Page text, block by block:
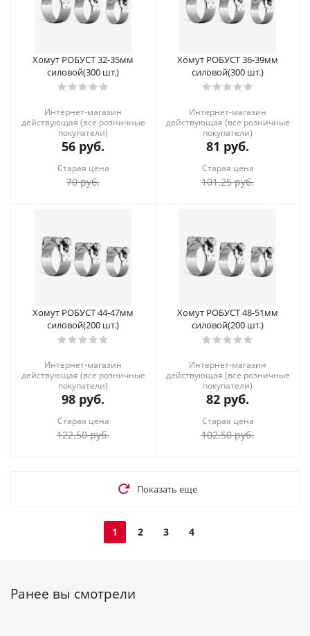
Хомут РОБУСТ 32-35мм
силовой(300 шт.)
Интернет-магазин
действующая (все розничные
покупатели)
56 руб.
Старая цена
70руб.
Хомут РОБУСТ 36-39мм
силовой(300 шт.)
Интернет-магазин
действующая (все розничные
покупатели)
81 руб.
Старая цена
101.25руб.
Хомут РОБУСТ 44-47мм
силовой(200 шт.)
Интернет-магазин
действующая (все розничные
покупатели)
98 руб.
Старая цена
122.50руб.
Хомут РОБУСТ 48-51мм
силовой(200 шт.)
Интернет-магазин
действующая (все розничные
покупатели)
82 руб.
Старая цена
102.50руб.
Показать еще
1 2 3 4
Ранее вы смотрели